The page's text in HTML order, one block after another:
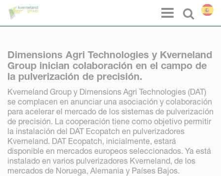
Select
Menu
Dimensions Agri Technologies y Kverneland
Group inician colaboración en el campo de
la pulverización de precisión.
Kverneland Group y Dimensions Agri Technologies (DAT)
se complacen en anunciar una asociación y colaboración
para acelerar el mercado de los sistemas de pulverización
de precisión. La cooperación tiene como objetivo permitir
la instalación del DAT Ecopatch en pulverizadores
Kverneland. DAT Ecopatch, inicialmente, estará
disponible en mercados europeos seleccionados. Ya está
instalado en varios pulverizadores Kverneland, de los
mercados de Noruega, Alemania y Países Bajos.
Panel de gestión de cookies